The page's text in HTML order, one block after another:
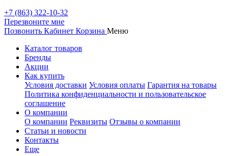
+7 (863) 322-10-32
Перезвоните мне
Позвонить Кабинет Корзина Меню
Каталог товаров
Бренды
Акции
Как купить
Условия доставки Условия оплаты Гарантия на товары
Политика конфиденциальности и пользовательское
соглашение
О компании
О компании Реквизиты Отзывы о компании
Статьи и новости
Контакты
Еще